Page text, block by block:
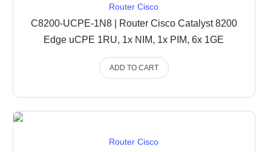
Router Cisco
C8200-UCPE-1N8 | Router Cisco Catalyst 8200
Edge uCPE 1RU, 1x NIM, 1x PIM, 6x 1GE
ADD TO CART
Router Cisco